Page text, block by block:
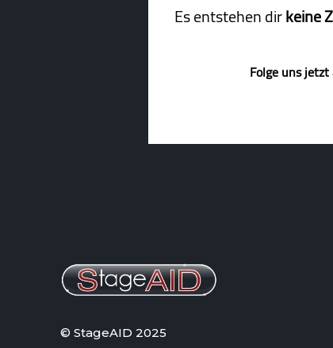
Es entstehen dirkeine
Folge uns
© StageAID 2025